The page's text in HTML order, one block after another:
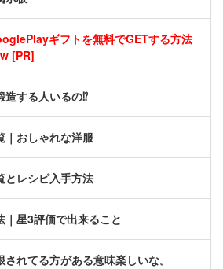
ギフトを無料でGETする方法
[PR]
造する人いるの⁉
｜おしゃれな洋服
とレシピ入手方法
星3評価で出来ること
されてる方がある意味楽しいな。